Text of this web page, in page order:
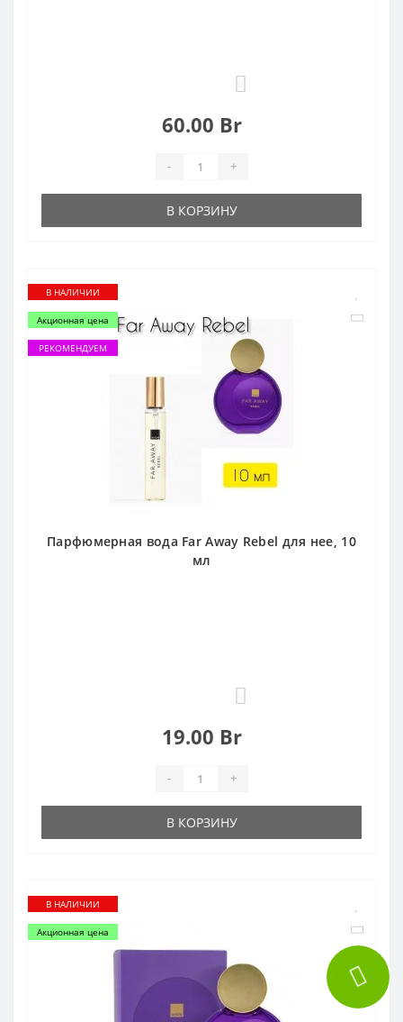
60.00 Br
- +
В КОРЗИНУ
В НАЛИЧИИ
Акционная цена
РЕКОМЕНДУЕМ
Парфюмерная вода Far Away Rebel для нее, 10
мл
19.00 Br
- +
В КОРЗИНУ
В НАЛИЧИИ
Акционная цена